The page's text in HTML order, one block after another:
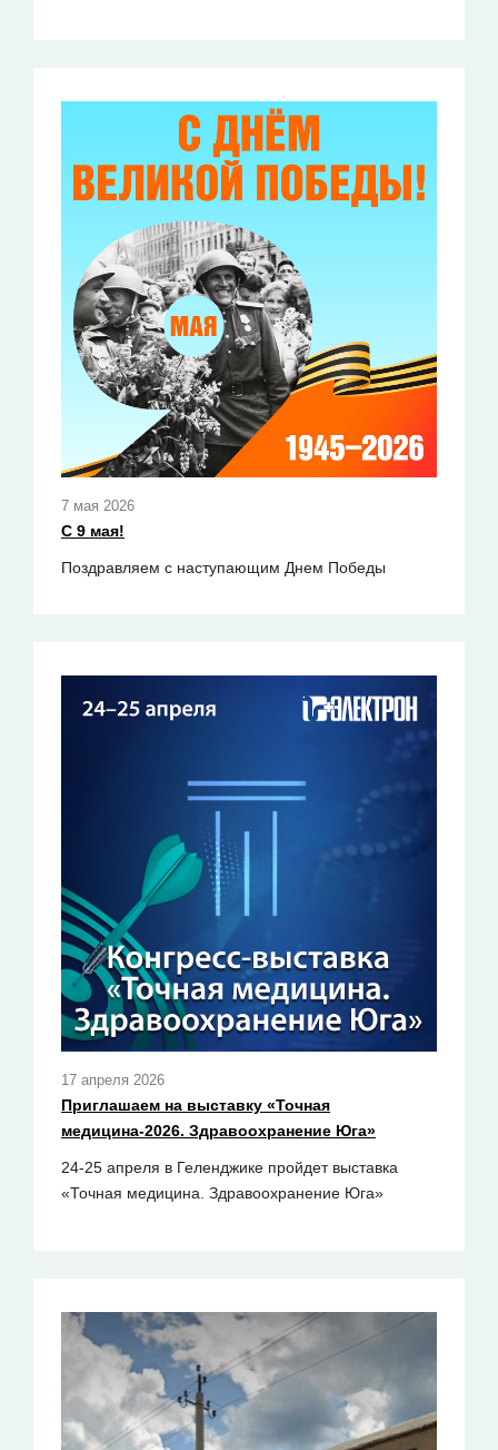
7 мая 2026
С 9 мая!
Поздравляем с наступающим Днем Победы
17 апреля 2026
Приглашаем на выставку «Точная
медицина-2026. Здравоохранение Юга»
24-25 апреля в Геленджике пройдет выставка
«Точная медицина. Здравоохранение Юга»